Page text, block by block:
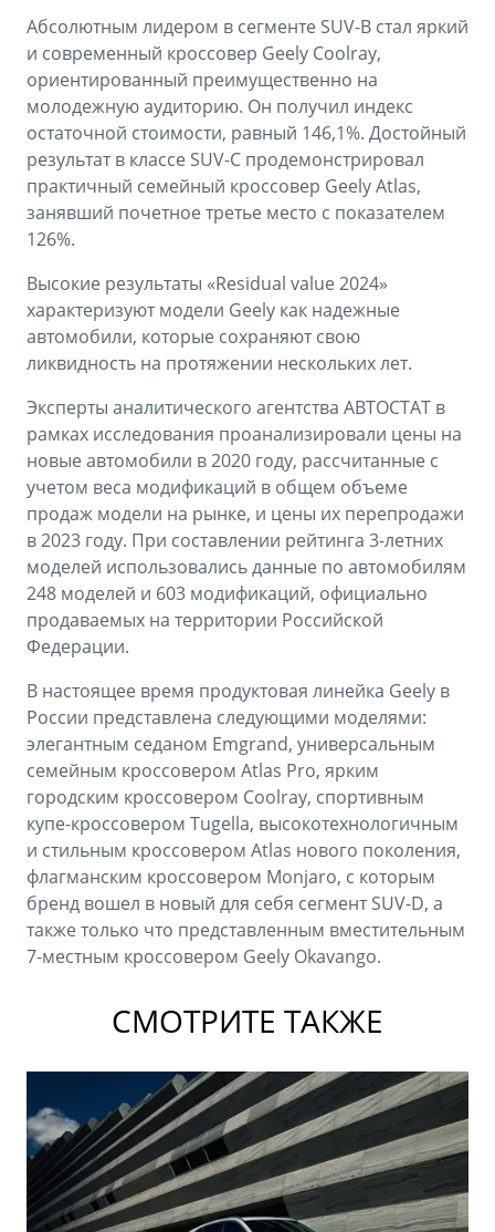
OKAVANGO
от 3 429 990 ₽*
MONJARO
от 4 349 990 ₽*
PREFACE
от 3 079 990 ₽* от 3 769 990 ₽*
Зарядные устройства
ФИНАНСЫ И УСЛУГИ
Автокредит
Расчет КАСКО
GEELY Лизинг
Спецпредложения
ПОДДЕРЖКА
Помощь на дорогах
Гарантия Geely
Вопросы и ответы
Абсолютным лидером в сегменте SUV-B стал яркий
и современный кроссовер Geely Coolray,
ориентированный преимущественно на
молодежную аудиторию. Он получил индекс
остаточной стоимости, равный 146,1%. Достойный
результат в классе SUV-C продемонстрировал
практичный семейный кроссовер Geely Atlas,
занявший почетное третье место с показателем
126%.
Высокие результаты «Residual value 2024»
характеризуют модели Geely как надежные
автомобили, которые сохраняют свою
ликвидность на протяжении нескольких лет.
Эксперты аналитического агентства АВТОСТАТ в
рамках исследования проанализировали цены на
новые автомобили в 2020 году, рассчитанные с
учетом веса модификаций в общем объеме
продаж модели на рынке, и цены их перепродажи
в 2023 году. При составлении рейтинга 3-летних
моделей использовались данные по автомобилям
248 моделей и 603 модификаций, официально
продаваемых на территории Российской
Федерации.
В настоящее время продуктовая линейка Geely в
России представлена следующими моделями:
элегантным седаном Emgrand, универсальным
семейным кроссовером Atlas Pro, ярким
городским кроссовером Coolray, спортивным
купе-кроссовером Tugella, высокотехнологичным
и стильным кроссовером Atlas нового поколения,
флагманским кроссовером Monjaro, с которым
бренд вошел в новый для себя сегмент SUV-D, а
также только что представленным вместительным
7-местным кроссовером Geely Okavango.
СМОТРИТЕ ТАКЖЕ